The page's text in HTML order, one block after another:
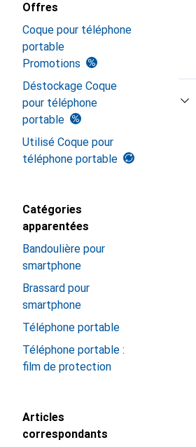
Offres
Coque pour téléphone
portable
Promotions
Déstockage Coque
pour téléphone
portable
Utilisé Coque pour
téléphone portable
Catégories
apparentées
Bandoulière pour
smartphone
Brassard pour
smartphone
Téléphone portable
Téléphone portable :
film de protection
Articles
correspondants